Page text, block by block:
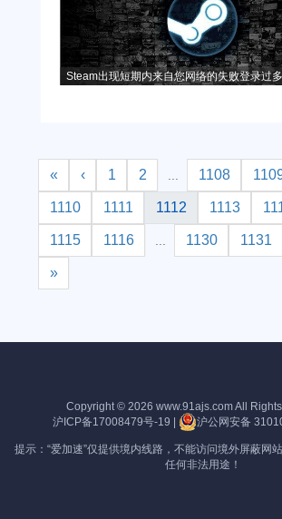
Steam出现短期内来自您网络的失败登录过
« ‹ 1 2 1108
1110 1111 1112 1113
1115 1116 1130 1131
»
Copyright © 2026 www.91ajs.comAll
沪ICP备17008479号-19
沪公网安备
提示：“爱加速”仅提供境内线路，不能访问境外屏蔽网
任何非法用途！